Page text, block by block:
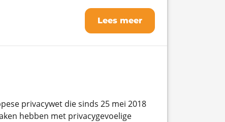
Lees meer
privacywet die sinds 25 mei 2018
hebben met privacygevoelige